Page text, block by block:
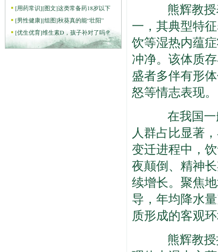
[用药常识][图文]这类常备药18岁以下
[男性健康][组图]秋葵真的能“壮阳”
[优生优育]维生素D，孩子补对了吗？
熊辉教授
一，其典型特
饮等湿热内蕴
冲净。该体质
盛者多伴有形
怒等情志表现。
在我国一
人群占比显著
变迁进程中，
夜颠倒、精神
续增长。聚焦
导，年均降水
质形成的客观
熊辉教授